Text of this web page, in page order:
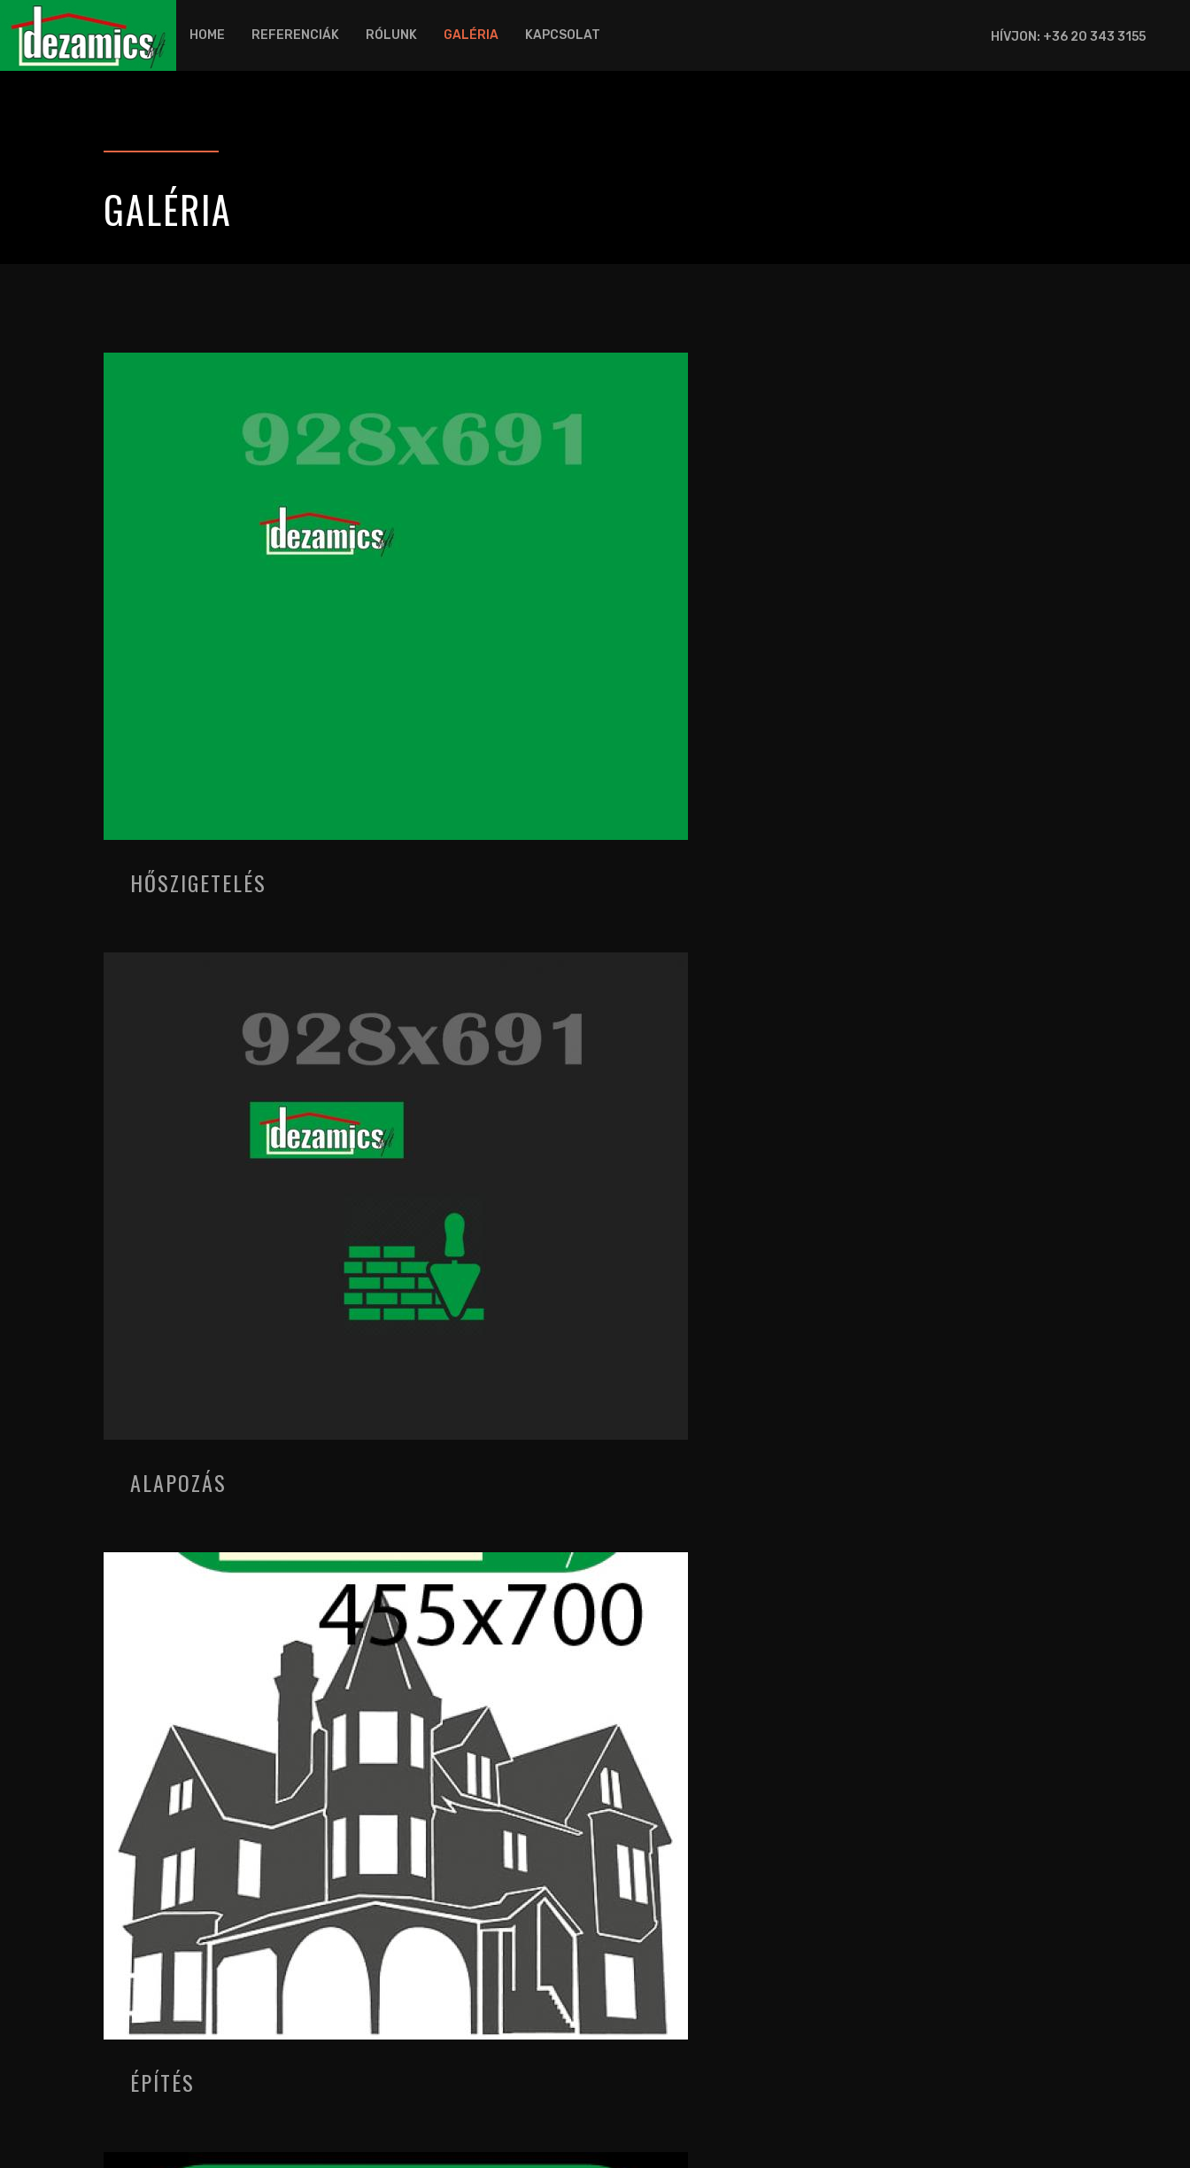
HÍVJON: +36 20 343 3155
HOME REFERENCIÁK RÓLUNK GALÉRIA KAPCSOLAT
GALÉRIA
HŐSZIGETELÉS
ALAPOZÁS
ÉPÍTÉS